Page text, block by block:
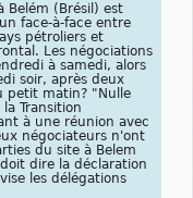
Belém (Brésil) est
face-à-face entre
pétroliers et
Les négociations
à samedi, alors
soir, après deux
petit matin? "Nulle
Transition
à une réunion avec
négociateurs n'ont
du site à Belem
dire la déclaration
les délégations